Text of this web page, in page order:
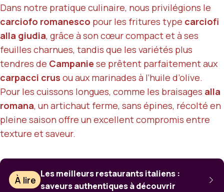
Dans notre pratique culinaire, nous privilégions le
carciofo romanesco pour les fritures type carciofi
alla giudia, grâce à son cœur compact et à ses
feuilles charnues, tandis que les variétés plus
tendres de Campanie se prêtent parfaitement aux
carpacci crus ou aux marinades à l’huile d’olive.
Pour les cuissons longues, comme les braisages alla
romana, un artichaut ferme, sans épines, récolté en
pleine saison offre un excellent compromis entre
texture et saveur.
À lire
Les meilleurs restaurants italiens :
saveurs authentiques à découvrir